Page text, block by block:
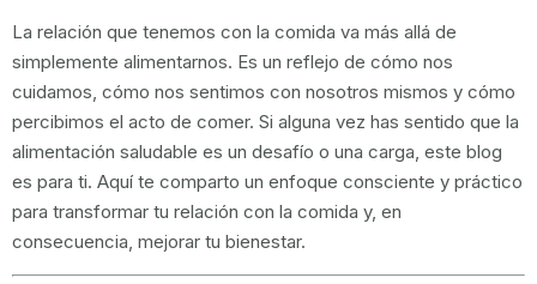
La relación que tenemos con la comida va más allá de
simplemente alimentarnos. Es un reflejo de cómo nos
cuidamos, cómo nos sentimos con nosotros mismos y cómo
percibimos el acto de comer. Si alguna vez has sentido que la
alimentación saludable es un desafío o una carga, este blog
es para ti. Aquí te comparto un enfoque consciente y práctico
para transformar tu relación con la comida y, en
consecuencia, mejorar tu bienestar.